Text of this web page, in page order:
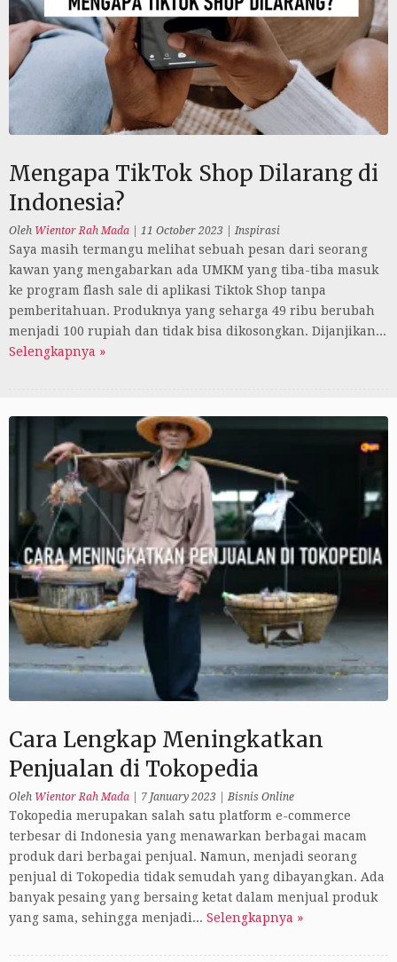
Mengapa TikTok Shop Dilarang di
Indonesia?
Oleh Wientor Rah Mada 11 October 2023 Inspirasi
Saya masih termangu melihat sebuah pesan dari seorang
kawan yang mengabarkan ada UMKM yang tiba-tiba masuk
ke program flash sale di aplikasi Tiktok Shop tanpa
pemberitahuan. Produknya yang seharga 49 ribu berubah
menjadi 100 rupiah dan tidak bisa dikosongkan. Dijanjikan...
Selengkapnya »
Cara Lengkap Meningkatkan
Penjualan di Tokopedia
Oleh Wientor Rah Mada 7 January 2023 |Bisnis Online
Tokopedia merupakan salah satu platform e-commerce
terbesar di Indonesia yang menawarkan berbagai macam
produk dari berbagai penjual. Namun, menjadi seorang
penjual di Tokopedia tidak semudah yang dibayangkan. Ada
banyak pesaing yang bersaing ketat dalam menjual produk
yang sama, sehingga menjadi... Selengkapnya »